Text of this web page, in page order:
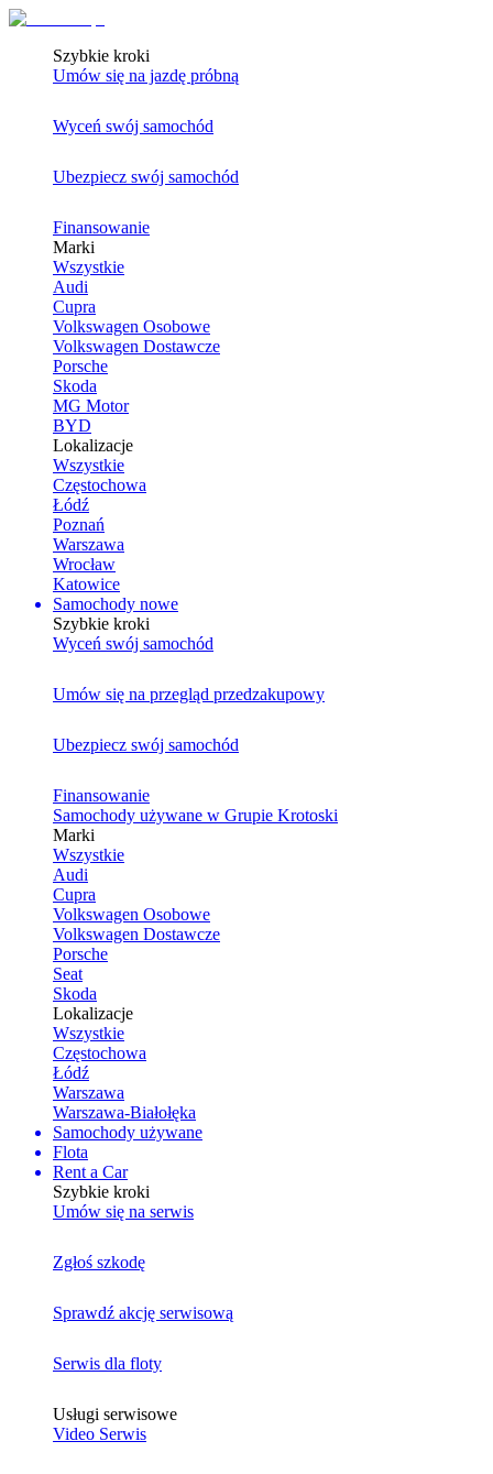
Szybkie kroki
Umów się na jazdę próbną
Wyceń swój samochód
Ubezpiecz swój samochód
Finansowanie
Marki
Wszystkie
Audi
Cupra
Volkswagen Osobowe
Volkswagen Dostawcze
Porsche
Skoda
MG Motor
BYD
Lokalizacje
Wszystkie
Częstochowa
Łódź
Poznań
Warszawa
Wrocław
Katowice
Samochody nowe
Szybkie kroki
Wyceń swój samochód
Umów się na przegląd przedzakupowy
Ubezpiecz swój samochód
Finansowanie
Samochody używane w Grupie Krotoski
Marki
Wszystkie
Audi
Cupra
Volkswagen Osobowe
Volkswagen Dostawcze
Porsche
Seat
Skoda
Lokalizacje
Wszystkie
Częstochowa
Łódź
Warszawa
Warszawa-Białołęka
Samochody używane
Flota
Rent a Car
Szybkie kroki
Umów się na serwis
Zgłoś szkodę
Sprawdź akcję serwisową
Serwis dla floty
Usługi serwisowe
Video Serwis